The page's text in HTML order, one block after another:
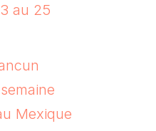
au 25
Mexique